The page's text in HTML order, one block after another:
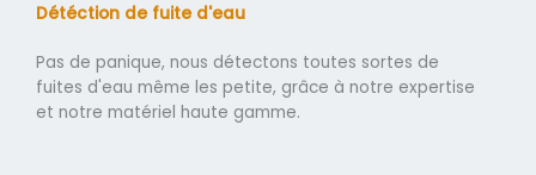
Détéction de fuite d'eau
Pas de panique, nous détectons toutes sortes de
fuites d'eau même les petite, grâce à notre expertise
et notre matériel haute gamme.